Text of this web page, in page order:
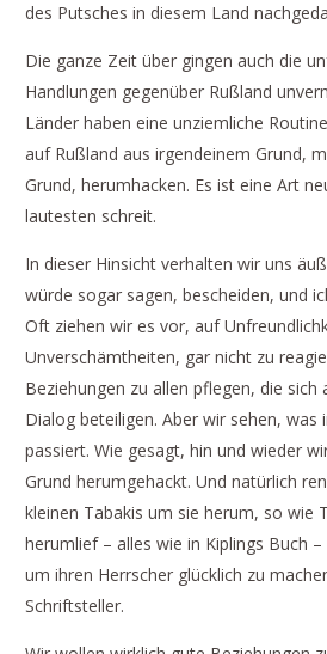
des Putsches in diesem Land
Die ganze Zeit über gingen auch die
Handlungen gegenüber Rußland
Länder haben eine unziemliche
auf Rußland aus irgendeinem Grund,
Grund, herumhacken. Es ist eine Art
lautesten schreit.
In dieser Hinsicht verhalten wir uns
würde sogar sagen, bescheiden, und
Oft ziehen wir es vor, auf
Unverschämtheiten, gar nicht zu
Beziehungen zu allen pflegen, die
Dialog beteiligen. Aber wir sehen, was
passiert. Wie gesagt, hin und wieder
Grund herumgehackt. Und natürlich
kleinen Tabakis um sie herum, so wie
herumlief – alles wie in Kiplings Buch
um ihren Herrscher glücklich zu
Schriftsteller.